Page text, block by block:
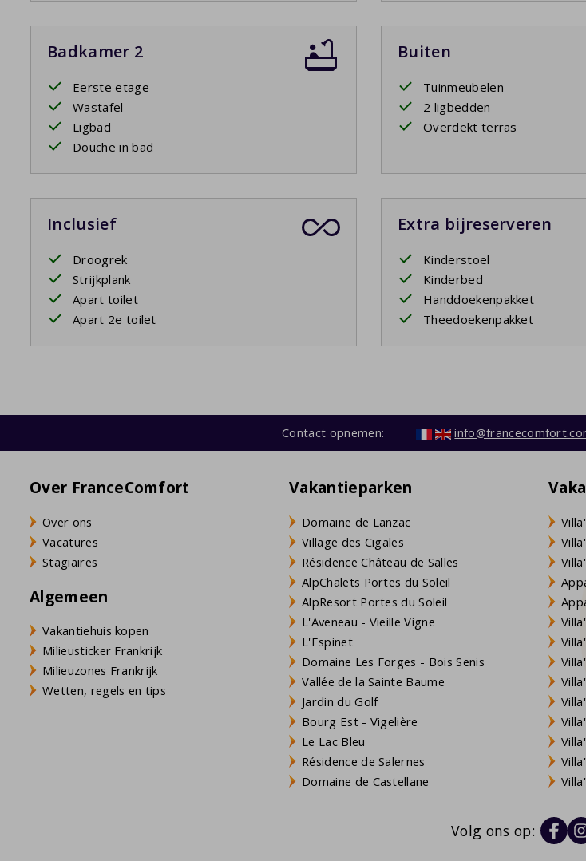
Badkamer 2
Eerste etage
Wastafel
Ligbad
Douche in bad
Buiten
Tuinmeubelen
2 ligbedden
Overdekt terras
Inclusief
Droogrek
Strijkplank
Apart toilet
Apart 2e toilet
Extra bijreserveren
Kinderstoel
Kinderbed
Handdoekenpakket
Theedoekenpakket
Contact opnemen:
Over FranceComfort
Over ons
Vacatures
Stagiaires
Algemeen
Vakantiehuis kopen
Milieusticker Frankrijk
Milieuzones Frankrijk
Wetten, regels en tips
Vakantieparken
Domaine de Lanzac
Village des Cigales
Résidence Château de Salles
AlpChalets Portes du Soleil
AlpResort Portes du Soleil
L'Aveneau - Vieille Vigne
L'Espinet
Domaine Les Forges - Bois Senis
Vallée de la Sainte Baume
Jardin du Golf
Bourg Est - Vigelière
Le Lac Bleu
Résidence de Salernes
Domaine de Castellane
Volg ons op: